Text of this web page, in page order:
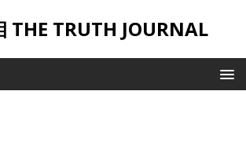
THE TRUTH JOURNAL